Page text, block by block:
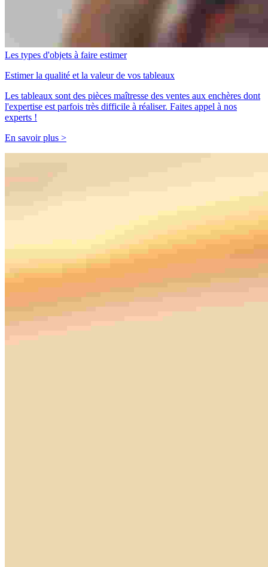
Les types d'objets à faire estimer
Estimer la qualité et la valeur de vos tableaux
Les tableaux sont des pièces maîtresse des ventes aux enchères dont
l'expertise est parfois très difficile à réaliser. Faites appel à nos
experts !
En savoir plus >